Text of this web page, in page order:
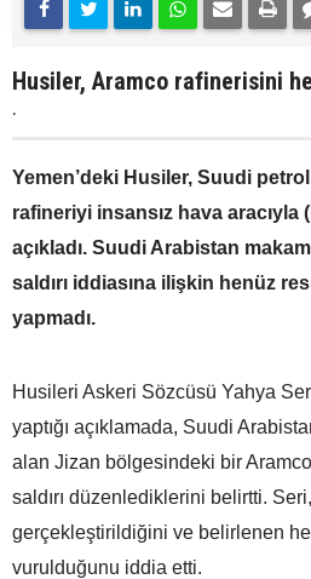
Husiler, Aramco rafinerisini
.
Yemen’deki Husiler, Suudi
rafineriyi insansız hava aracıyla
açıkladı. Suudi Arabistan
saldırı iddiasına ilişkin henüz
yapmadı.
Husileri Askeri Sözcüsü Yahya
yaptığı açıklamada, Suudi
alan Jizan bölgesindeki bir
saldırı düzenlediklerini belirtti.
gerçekleştirildiğini ve belirlenen
vurulduğunu iddia etti.